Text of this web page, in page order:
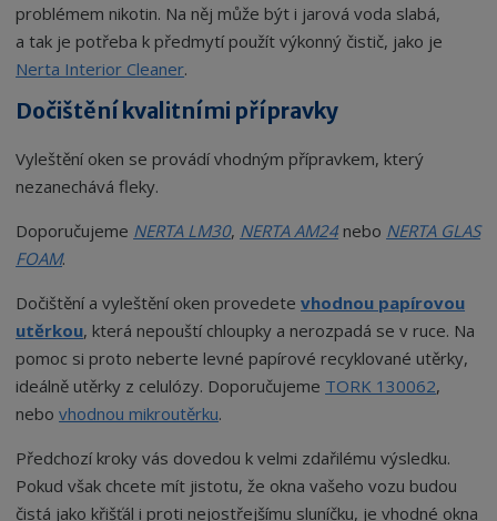
problémem nikotin. Na něj může být i jarová voda slabá,
a tak je potřeba k předmytí použít výkonný čistič, jako je
Nerta Interior Cleaner.
Dočištění kvalitními přípravky
Vyleštění oken se provádí vhodným přípravkem, který
nezanechává fleky.
Doporučujeme NERTA LM30, NERTA AM24 nebo NERTA GLAS
FOAM.
Dočištění a vyleštění oken provedetevhodnou papírovou
utěrkou, která nepouští chloupky a nerozpadá se v ruce. Na
pomoc si proto neberte levné papírové recyklované utěrky,
ideálně utěrky z celulózy. Doporučujeme TORK 130062,
nebovhodnou mikroutěrku.
Předchozí kroky vás dovedou k velmi zdařilému výsledku.
Pokud však chcete mít jistotu, že okna vašeho vozu budou
čistá jako křišťál i proti nejostřejšímu sluníčku, je vhodné okna